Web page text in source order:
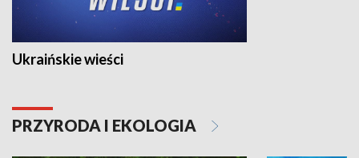
Ukraińskie wieści
PRZYRODA I EKOLOGIA